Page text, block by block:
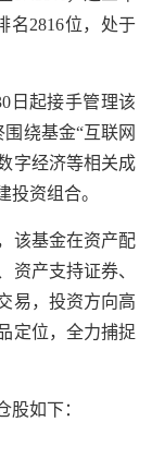
名2816位，处于
起接手管理该
绕基金“互联网
字经济等相关成
投资组合。
该基金在资产配
资产支持证券、
易，投资方向高
定位，全力捕捉
如下：